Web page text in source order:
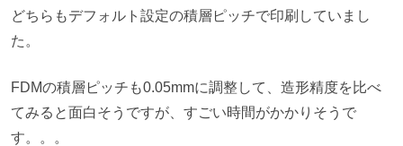
どちらもデフォルト設定の積層ピッチで印刷していまし
た。
FDMの積層ピッチも0.05mmに調整して、造形精度を比べ
てみると面白そうですが、すごい時間がかかりそうで
す。。。